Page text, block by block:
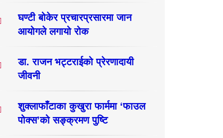
घण्टी बोकेर प्रचारप्रसारमा जान
आयोगले लगायो रोक
डा. राजन भट्टराईको प्रेरणादायी
जीवनी
शुक्लाफाँटाका कुखुरा फार्ममा ‘फाउल
पोक्स’को सङ्क्रमण पुष्टि